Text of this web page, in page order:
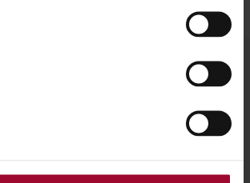
Genießen Sie in diesem eleganten und
Niveau.